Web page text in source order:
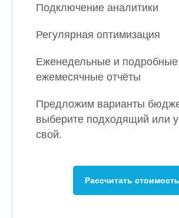
Подключение аналитики
Регулярная оптимизация
Еженедельные и подробные
ежемесячные отчёты
Предложим варианты
выберите подходящий или
свой.
Рассчитать стоимость